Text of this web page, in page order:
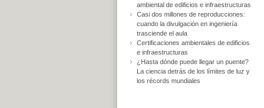
ambiental de edificios e infraestructuras
Casi dos millones de reproducciones:
cuando la divulgación en ingeniería
trasciende el aula
Certificaciones ambientales de edificios
e infraestructuras
¿Hasta dónde puede llegar un puente?
La ciencia detrás de los límites de luz y
los récords mundiales